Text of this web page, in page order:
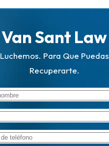
Van Sant Law
Luchemos. Para Que Puedas
Recuperarte.